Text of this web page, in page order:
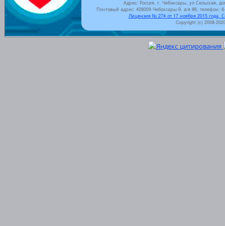
Адрес: Россия, г. Чебоксары, ул Сельская,
Почтовый адрес: 428009 Чебоксары-9, а/я 86, телефон:
Лицензия № 274 от 17 ноября 2015 года,
Copyright (c) 2008-